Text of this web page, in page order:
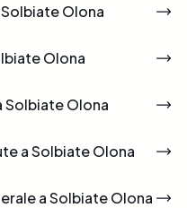
Olona
Olona
Solbiate Olona
a Solbiate Olona
a Solbiate Olona